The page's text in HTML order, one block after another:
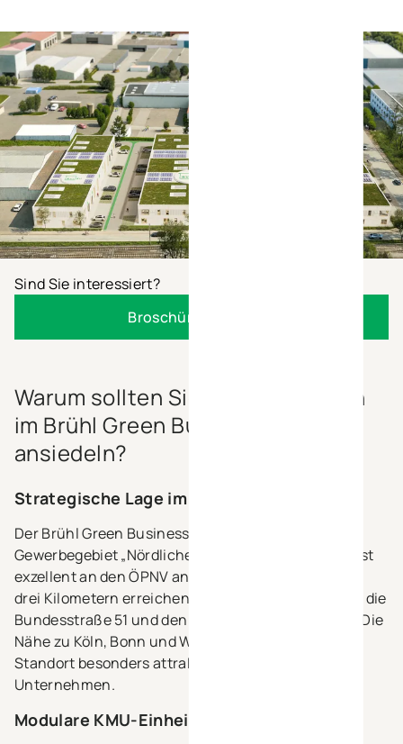
Sind Sie interessiert?
Broschüre anfordern
Warum sollten Sie Ihre Aktivitäten
im Brühl Green Business Park
ansiedeln?
Strategische Lage im Raum Köln-Bonn
Der Brühl Green Business Park liegt im etablierten
Gewerbegebiet „Nördliche Berzdorfer Straße“ und ist
exzellent an den ÖPNV angebunden. In weniger als
drei Kilometern erreichen Sie die A553 Richtung A1, die
Bundesstraße 51 und den Kölner Autobahnring A4. Die
Nähe zu Köln, Bonn und Wesseling macht den
Standort besonders attraktiv für wachsende
Unternehmen.
Modulare KMU-Einheiten ab 88 m²